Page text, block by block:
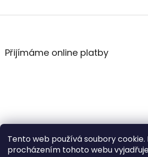
Tento web používá soubory cookie.
procházením tohoto webu
Z
aPřijímáme online platby